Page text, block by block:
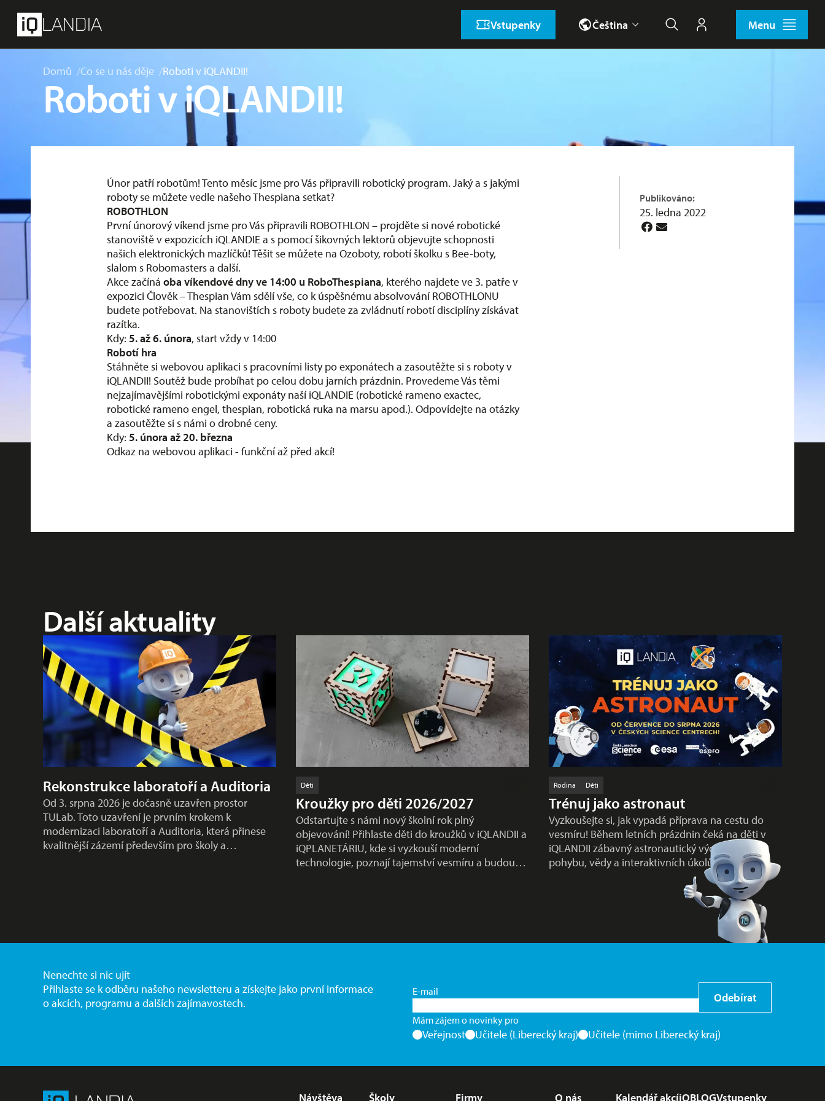
LANDIA Vstupenky Čeština Hledat Můj účet Menu
Domů Co se u nás děje Roboti v iQLANDII!
Roboti v iQLANDII!
Únor patří robotům! Tento měsíc jsme pro Vás připravili robotický program. Jaký a s jakými
roboty se můžete vedle našeho Thespiana setkat?
ROBOTHLON
První únorový víkend jsme pro Vás připravili ROBOTHLON – projděte si nové robotické
stanoviště v expozicích iQLANDIE a s pomocí šikovných lektorů objevujte schopnosti
našich elektronických mazlíčků! Těšit se můžete na Ozoboty, robotí školku s Bee-boty,
slalom s Robomasters a další.
Akce začínáoba víkendové dny ve 14:00 u RoboThespiana, kterého najdete ve 3. patře v
expozici Člověk – Thespian Vám sdělí vše, co k úspěšnému absolvování ROBOTHLONU
budete potřebovat. Na stanovištích s roboty budete za zvládnutí robotí disciplíny získávat
razítka.
Kdy: 5. až 6. února, start vždy v 14:00
Robotí hra
Stáhněte si webovou aplikaci s pracovními listy po exponátech a zasoutěžte si s roboty v
iQLANDII! Soutěž bude probíhat po celou dobu jarních prázdnin. Provedeme Vás těmi
nejzajímavějšími robotickými exponáty naší iQLANDIE (robotické rameno exactec,
robotické rameno engel, thespian, robotická ruka na marsu apod.). Odpovídejte na otázky
a zasoutěžte si s námi o drobné ceny.
Kdy: 5. února až 20. března
Odkaz na webovou aplikaci - funkční až před akcí!
Publikováno:
25. ledna 2022
Další aktuality
Rekonstrukce laboratoří a Auditoria
Od 3. srpna 2026 je dočasně uzavřen prostor
TULab. Toto uzavření je prvním krokem k
modernizaci laboratoří a Auditoria, která přinese
kvalitnější zázemí především pro školy a…
Děti
Kroužky pro děti 2026/2027
Odstartujte s námi nový školní rok plný
objevování! Přihlaste děti do kroužků v iQLANDII a
iQPLANETÁRIU, kde si vyzkouší moderní
technologie, poznají tajemství vesmíru a budou…
Rodina Děti
Trénuj jako astronaut
Vyzkoušejte si, jak vypadá příprava na cestu do
vesmíru! Během letních prázdnin čeká na děti v
iQLANDII zábavný astronautický výcvik plný
pohybu, vědy a interaktivních úkolů…
Nenechte si nic ujít
Přihlaste se k odběru našeho newsletteru a získejte jako první informace
o akcích, programu a dalších zajímavostech.
E-mail Odebírat
Mám zájem o novinky pro
Veřejnost Učitele (Liberecký kraj) Učitele (mimo Liberecký kraj)
Nabídka v zápatí
Návštěva Školy Firmy O nás Kalendář akcíiQBLOGVstupenky